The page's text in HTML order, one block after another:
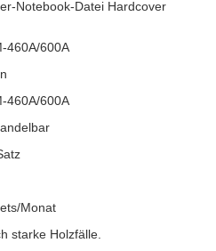
Notebook-Datei Hardcover
460A/600A
460A/600A
Monat
starke Holzfälle.